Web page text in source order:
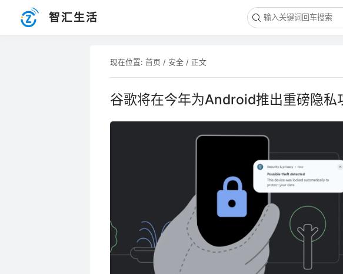
智汇生活
现在位置: 首页 / 安全/ 正文
谷歌将在今年为Android推出重磅隐私